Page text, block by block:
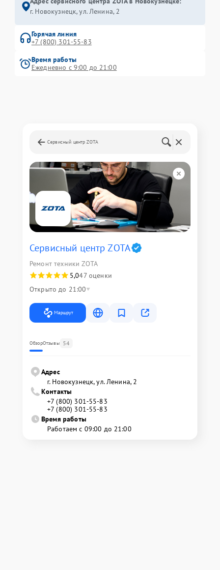
г. Новокузнецк, ул. Ленина, 2
Горячая линия
+7 (800) 301-55-83
Время работы
Ежедневно с 9:00 до 21:00
Сервисный центр ZOTA
Сервисный центр ZOTA
Ремонт техники ZOTA
5,047 оценки
Открыто до 21:00
Маршрут
ОбзорОтзывы 54
Адрес
г. Новокузнецк, ул. Ленина, 2
Контакты
+7 (800) 301-55-83
+7 (800) 301-55-83
Время работы
Работаем с 09:00 до 21:00